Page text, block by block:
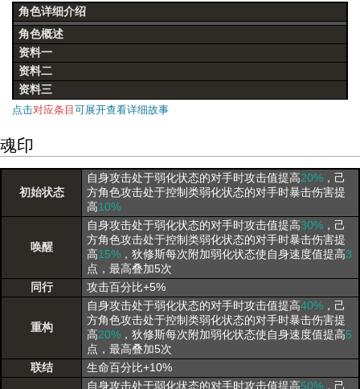
角色详细介绍
角色概述
资料一
资料二
资料三
点击对应条目 可展开查看详细故事
魂印
初始状态
自身攻击处于弱化状态的对手时攻击值提高20%，己
方角色攻击处于控制类弱化状态的对手时暴击伤害提
高10%
唤醒
自身攻击处于弱化状态的对手时攻击值提高30%，己
方角色攻击处于控制类弱化状态的对手时暴击伤害提
高15%，狄修斯每次附加弱化状态使自身速度值提高3
点，最高叠加5次
同行
攻击百分比+5%
重构
自身攻击处于弱化状态的对手时攻击值提高40%，己
方角色攻击处于控制类弱化状态的对手时暴击伤害提
高20%，狄修斯每次附加弱化状态使自身速度值提高5
点，最高叠加5次
联结
生命百分比+10%
自身攻击处于弱化状态的对手时攻击值提高50%，己